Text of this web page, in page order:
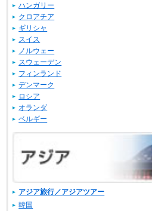
ハンガリー
クロアチア
ギリシャ
スイス
ノルウェー
スウェーデン
フィンランド
デンマーク
ロシア
オランダ
ベルギー
アジア旅行／アジアツアー
韓国